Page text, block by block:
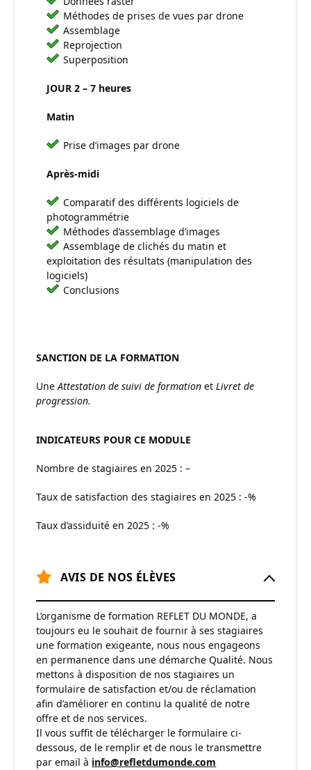
Méthodes de prises de vues par drone
Assemblage
Reprojection
Superposition
JOUR 2 – 7 heures
Matin
Prise d’images par drone
Après-midi
Comparatif des différents logiciels de
photogrammétrie
Méthodes d’assemblage d’images
Assemblage de clichés du matin et
exploitation des résultats (manipulation des
logiciels)
Conclusions
SANCTION DE LA FORMATION
UneAttestation de suivi de formation etLivret de
progression.
INDICATEURS POUR CE MODULE
Nombre de stagiaires en 2025 : –
Taux de satisfaction des stagiaires en 2025 : -%
Taux d’assiduité en 2025 : -%
AVIS DE NOS ÉLÈVES
L’organisme de formation REFLET DU MONDE, a
toujours eu le souhait de fournir à ses stagiaires
une formation exigeante, nous nous engageons
en permanence dans une démarche Qualité. Nous
mettons à disposition de nos stagiaires un
formulaire de satisfaction et/ou de réclamation
afin d’améliorer en continu la qualité de notre
offre et de nos services.
Il vous suffit de télécharger le formulaire ci-
dessous, de le remplir et de nous le transmettre
par email à info@refletdumonde.com